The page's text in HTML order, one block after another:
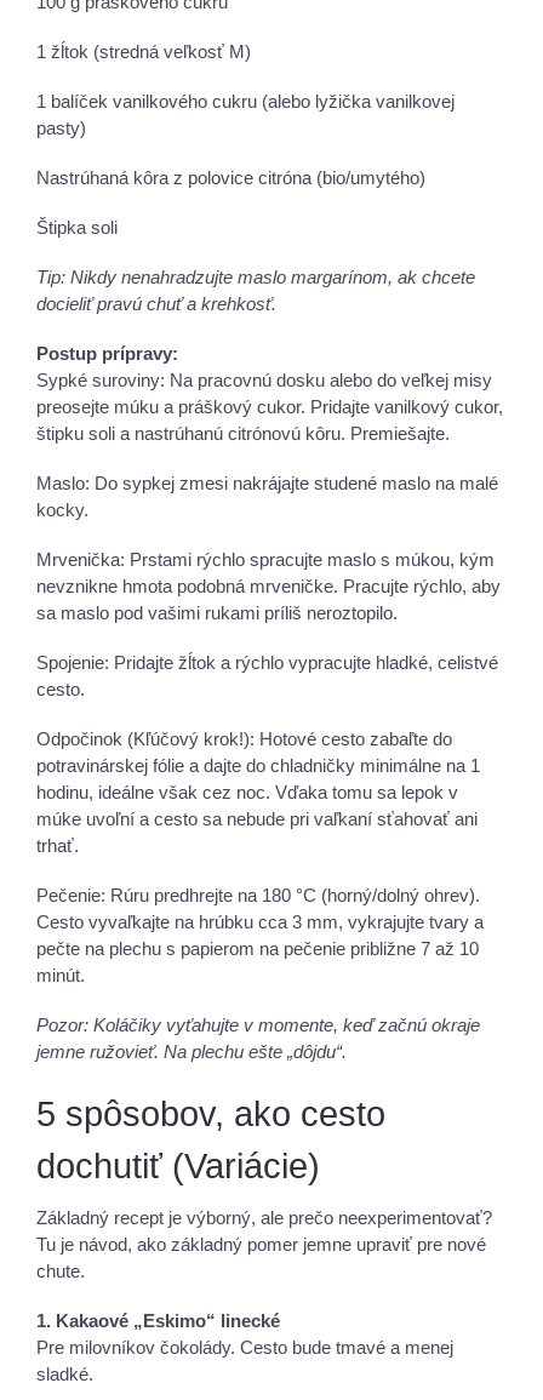
1 žĺtok (stredná veľkosť M)
1 balíček vanilkového cukru (alebo lyžička vanilkovej
pasty)
Nastrúhaná kôra z polovice citróna (bio/umytého)
Štipka soli
Tip: Nikdy nenahradzujte maslo margarínom, ak chcete
docieliť pravú chuť a krehkosť.
Postup prípravy:
Sypké suroviny: Na pracovnú dosku alebo do veľkej misy
preosejte múku a práškový cukor. Pridajte vanilkový cukor,
štipku soli a nastrúhanú citrónovú kôru. Premiešajte.
Maslo: Do sypkej zmesi nakrájajte studené maslo na malé
kocky.
Mrvenička: Prstami rýchlo spracujte maslo s múkou, kým
nevznikne hmota podobná mrveničke. Pracujte rýchlo, aby
sa maslo pod vašimi rukami príliš neroztopilo.
Spojenie: Pridajte žĺtok a rýchlo vypracujte hladké, celistvé
cesto.
Odpočinok (Kľúčový krok!): Hotové cesto zabaľte do
potravinárskej fólie a dajte do chladničky minimálne na 1
hodinu, ideálne však cez noc. Vďaka tomu sa lepok v
múke uvoľní a cesto sa nebude pri vaľkaní sťahovať ani
trhať.
Pečenie: Rúru predhrejte na 180 °C (horný/dolný ohrev).
Cesto vyvaľkajte na hrúbku cca 3 mm, vykrajujte tvary a
pečte na plechu s papierom na pečenie približne 7 až 10
minút.
Pozor: Koláčiky vyťahujte v momente, keď začnú okraje
jemne ružovieť. Na plechu ešte „dôjdu“.
5 spôsobov, ako cesto
dochutiť (Variácie)
Základný recept je výborný, ale prečo neexperimentovať?
Tu je návod, ako základný pomer jemne upraviť pre nové
chute.
1. Kakaové „Eskimo“ linecké
Pre milovníkov čokolády. Cesto bude tmavé a menej
sladké.